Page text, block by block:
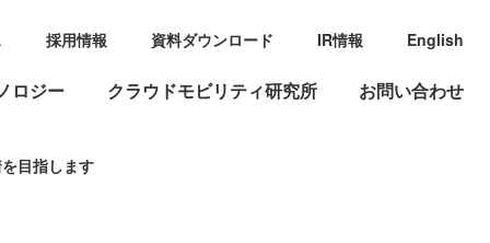
ロジー クラウドモビリティ研究所 お問い合わせ
採用情報 資料ダウンロード IR情報 English
目指します